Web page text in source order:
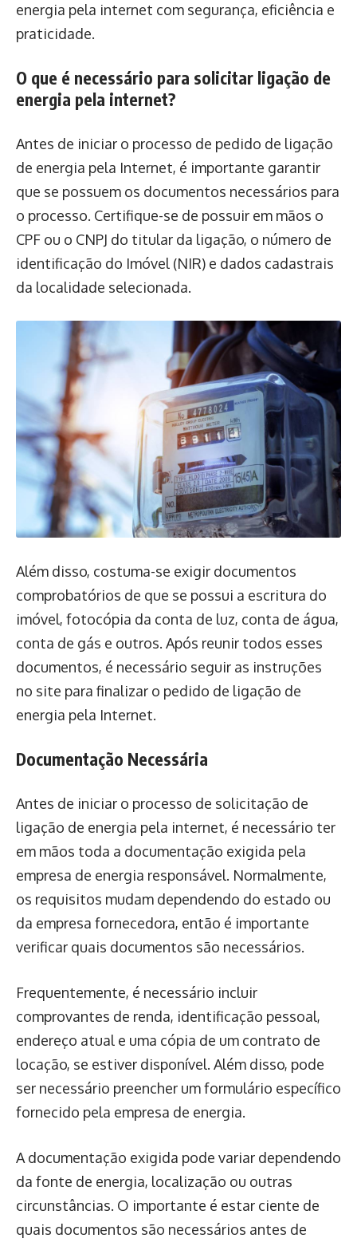
energia pela internet com segurança, eficiência e
praticidade.
O que é necessário para solicitar ligação de
energia pela internet?
Antes de iniciar o processo de pedido de ligação
de energia pela Internet, é importante garantir
que se possuem os documentos necessários para
o processo. Certifique-se de possuir em mãos o
CPF ou o CNPJ do titular da ligação, o número de
identificação do Imóvel (NIR) e dados cadastrais
da localidade selecionada.
Além disso, costuma-se exigir documentos
comprobatórios de que se possui a escritura do
imóvel, fotocópia da conta de luz, conta de água,
conta de gás e outros. Após reunir todos esses
documentos, é necessário seguir as instruções
no site para finalizar o pedido de ligação de
energia pela Internet.
Documentação Necessária
Antes de iniciar o processo de solicitação de
ligação de energia pela internet, é necessário ter
em mãos toda a documentação exigida pela
empresa de energia responsável. Normalmente,
os requisitos mudam dependendo do estado ou
da empresa fornecedora, então é importante
verificar quais documentos são necessários.
Frequentemente, é necessário incluir
comprovantes de renda, identificação pessoal,
endereço atual e uma cópia de um contrato de
locação, se estiver disponível. Além disso, pode
ser necessário preencher um formulário específico
fornecido pela empresa de energia.
A documentação exigida pode variar dependendo
da fonte de energia, localização ou outras
circunstâncias. O importante é estar ciente de
quais documentos são necessários antes de